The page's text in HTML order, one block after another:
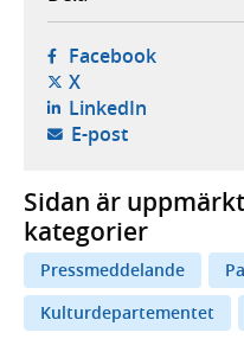
Facebook- öppnas
X- öppnas i ny flik,
LinkedIn- öppnas i
E-post- öppnar din
Sidan är
kategorier
Pressmeddelande
Kulturdepartementet